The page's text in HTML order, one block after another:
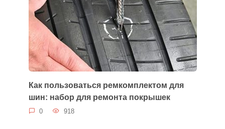
Как пользоваться ремкомплектом для
шин: набор для ремонта покрышек
0 918